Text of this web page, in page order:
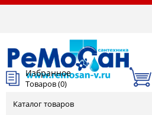
Избранное
Товаров (0)
Каталог товаров